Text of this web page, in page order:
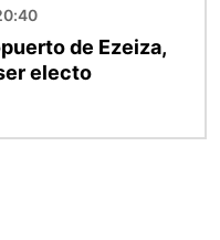
de Ezeiza,
electo